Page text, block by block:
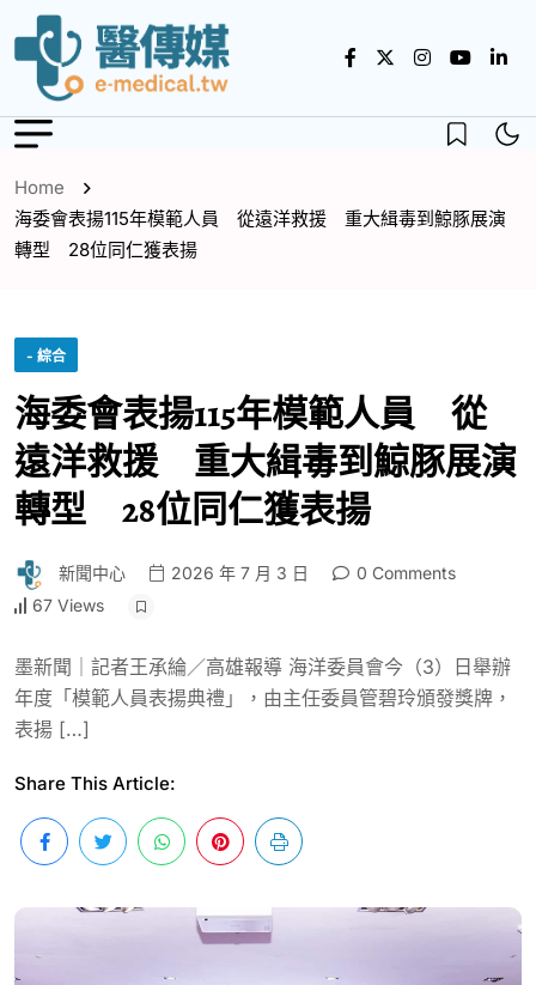
Home
海委會表揚115年模範人員 從遠洋救援 重大緝毒到鯨豚展演
轉型 28位同仁獲表揚
- 綜合
海委會表揚115年模範人員 從
遠洋救援 重大緝毒到鯨豚展演
轉型 28位同仁獲表揚
新聞中心 2026 年 7 月 3 日
0 Comments
67 Views
墨新聞｜記者王承綸／高雄報導 海洋委員會今（3）日舉辦
年度「模範人員表揚典禮」，由主任委員管碧玲頒發獎牌，
表揚 […]
Share This Article: